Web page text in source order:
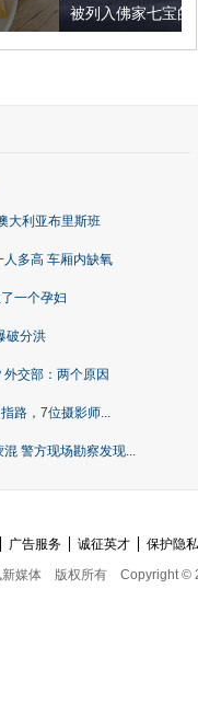
宝的它到底有多美？
大利亚布里斯班
多高 车厢内缺氧
一个孕妇
破分洪
交部：两个原因
路，7位摄影师...
警方现场勘察发现...
广告服务 诚征英才
保护隐
新媒体
版权所有 Copyright ©